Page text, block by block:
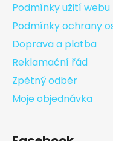
Podmínky užití webu
Podmínky ochrany
Doprava a platba
Reklamační řád
Zpětný odběr
Moje objednávka